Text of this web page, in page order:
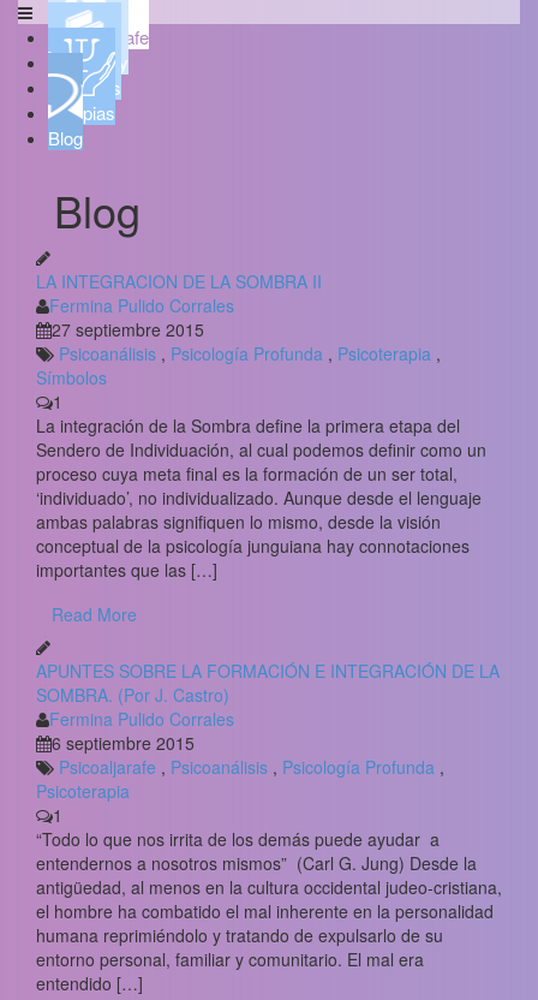
Psicoaljarafe
Quién soy
Servicios
Terapias
Blog
Blog
LA INTEGRACION DE LA SOMBRA II
Fermina Pulido Corrales
27 septiembre 2015
Psicoanálisis , Psicología Profunda , Psicoterapia ,
Símbolos
1
La integración de la Sombra define la primera etapa del
Sendero de Individuación, al cual podemos definir como un
proceso cuya meta final es la formación de un ser total,
‘individuado’, no individualizado. Aunque desde el lenguaje
ambas palabras signifiquen lo mismo, desde la visión
conceptual de la psicología junguiana hay connotaciones
importantes que las […]
Read More
APUNTES SOBRE LA FORMACIÓN E INTEGRACIÓN DE LA
SOMBRA. (Por J. Castro)
Fermina Pulido Corrales
6 septiembre 2015
Psicoaljarafe , Psicoanálisis , Psicología Profunda ,
Psicoterapia
1
“Todo lo que nos irrita de los demás puede ayudar a
entendernos a nosotros mismos” (Carl G. Jung) Desde la
antigüedad, al menos en la cultura occidental judeo-cristiana,
el hombre ha combatido el mal inherente en la personalidad
humana reprimiéndolo y tratando de expulsarlo de su
entorno personal, familiar y comunitario. El mal era
entendido […]